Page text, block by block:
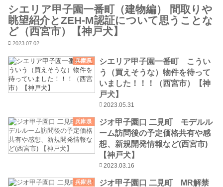
シエリア甲子園一番町（建物編） 間取りや
眺望紹介とZEH-M認証について思うことな
ど（西宮市）【神戸犬】
2023.07.02
兵庫県
シエリア甲子園一番町 こうい
う（買えそうな）物件を待って
いました！！！（西宮市）【神
戸犬】
2023.05.31
兵庫県
ジオ甲子園口 二見町 モデルル
ーム訪問後の予定価格共有や感
想、新規開発情報など(西宮市)
【神戸犬】
2023.03.16
兵庫県
ジオ甲子園口 二見町 MR解禁